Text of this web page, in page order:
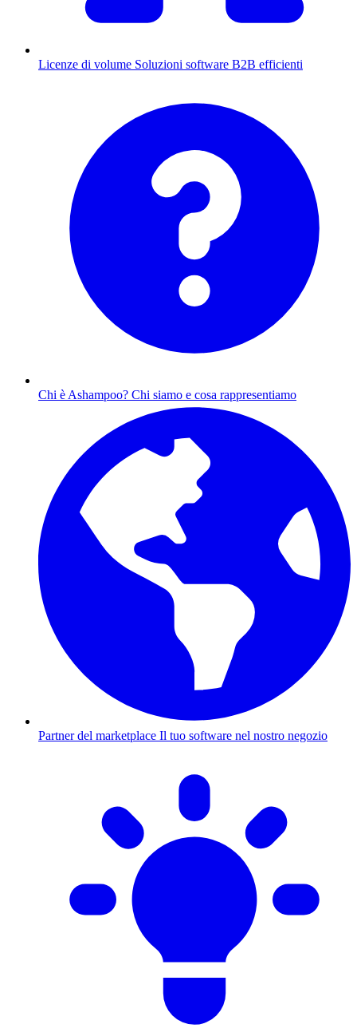
Licenze di volume Soluzioni software B2B efficienti
Chi è Ashampoo? Chi siamo e cosa rappresentiamo
Partner del marketplace Il tuo software nel nostro negozio